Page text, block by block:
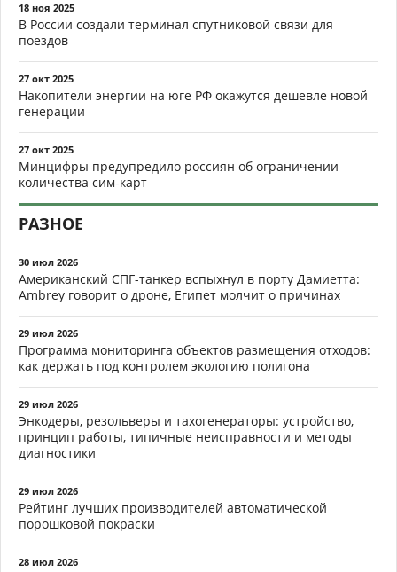
18 ноя 2025
В России создали терминал спутниковой связи для
поездов
27 окт 2025
Накопители энергии на юге РФ окажутся дешевле новой
генерации
27 окт 2025
Минцифры предупредило россиян об ограничении
количества сим-карт
РАЗНОЕ
30 июл 2026
Американский СПГ-танкер вспыхнул в порту Дамиетта:
Ambrey говорит о дроне, Египет молчит о причинах
29 июл 2026
Программа мониторинга объектов размещения отходов:
как держать под контролем экологию полигона
29 июл 2026
Энкодеры, резольверы и тахогенераторы: устройство,
принцип работы, типичные неисправности и методы
диагностики
29 июл 2026
Рейтинг лучших производителей автоматической
порошковой покраски
28 июл 2026